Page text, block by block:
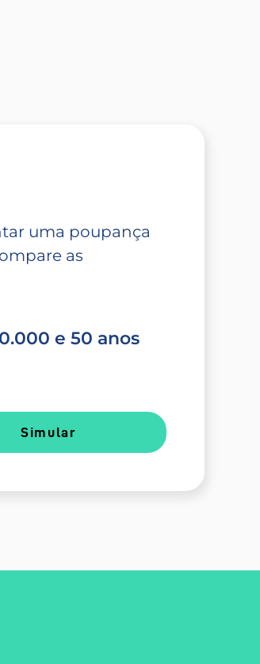
uma poupança
as
e 50 anos
Simular